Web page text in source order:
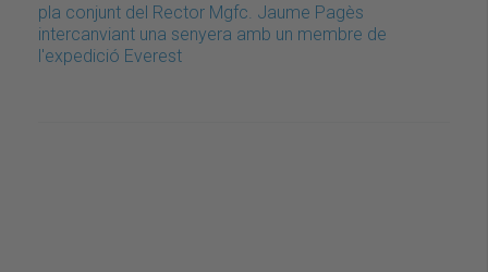
pla conjunt del Rector Mgfc. Jaume Pagès
intercanviant una senyera amb un membre de
l'expedició Everest